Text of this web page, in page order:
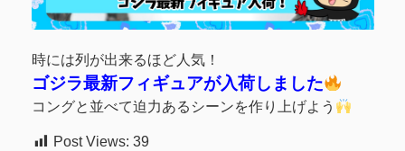
時には列が出来るほど人気！
ゴジラ最新フィギュアが入荷しました
コングと並べて迫力あるシーンを作り上げよう
Post Views: 39